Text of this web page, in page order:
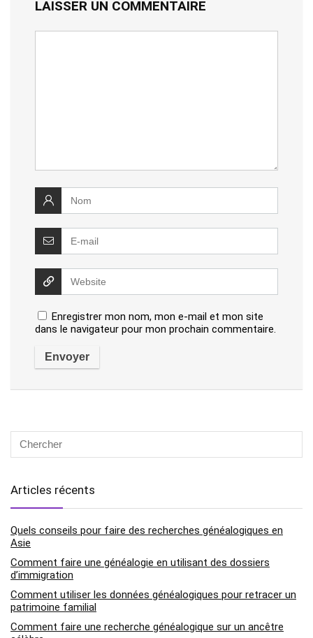
LAISSER UN COMMENTAIRE
Enregistrer mon nom, mon e-mail et mon site
dans le navigateur pour mon prochain commentaire.
Articles récents
Quels conseils pour faire des recherches généalogiques en
Asie
Comment faire une généalogie en utilisant des dossiers
d’immigration
Comment utiliser les données généalogiques pour retracer un
patrimoine familial
Comment faire une recherche généalogique sur un ancêtre